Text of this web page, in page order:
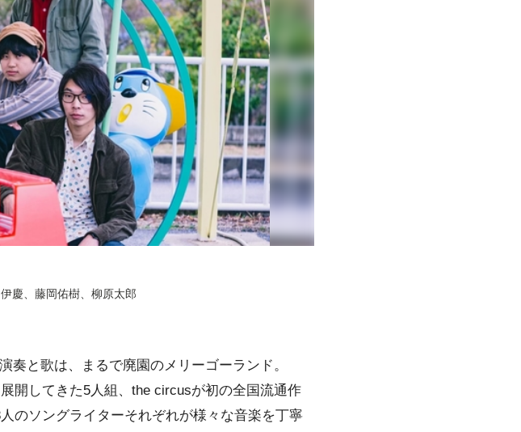
慶、藤岡佑樹、柳原太郎
奏と歌は、まるで廃園のメリーゴーランド。
開してきた5人組、the circusが初の全国流通作
のソングライターそれぞれが様々な音楽を丁寧